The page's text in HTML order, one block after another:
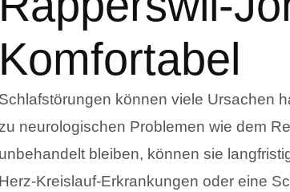
Komfortabel
Schlafstörungen können viele Ursachen
zu neurologischen Problemen wie dem
unbehandelt bleiben, können sie
Herz-Kreislauf-Erkrankungen oder eine